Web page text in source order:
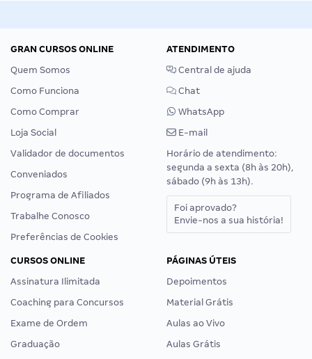
GRAN CURSOS ONLINE
Quem Somos
Como Funciona
Como Comprar
Loja Social
Validador de documentos
Conveniados
Programa de Afiliados
Trabalhe Conosco
Preferências de Cookies
ATENDIMENTO
Central de ajuda
Chat
WhatsApp
E-mail
Horário de atendimento:
segunda a sexta (8h às 20h),
sábado (9h às 13h).
Foi aprovado?
Envie-nos a sua história!
CURSOS ONLINE
Assinatura Ilimitada
Coaching para Concursos
Exame de Ordem
Graduação
PÁGINAS ÚTEIS
Depoimentos
Material Grátis
Aulas ao Vivo
Aulas Grátis